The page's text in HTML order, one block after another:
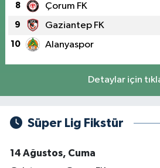
8 Çorum FK
9 Gaziantep FK
10 Alanyaspor
Detaylar için
Süper Lig Fikstür
14 Ağustos, Cuma